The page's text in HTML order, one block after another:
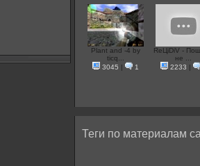
Plant and -4 by
ticq...
3045 | 1
ReЦiDiV -
не ...
2233 |
Теги по материалам